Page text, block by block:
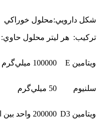
شكل دارويي:محلول خوراكي
تركيب: هر ليتر محلول حاوي:
ويتامين E 100000 ميلي‌گرم
سلنيوم 50 ميلي‌گرم
ويتامين D3 200000 واحد بين المللي